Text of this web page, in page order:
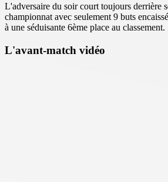
L'adversaire du soir court toujours derrière
championnat avec seulement 9 buts
à une séduisante 6ème place au classement.
L'avant-match vidéo